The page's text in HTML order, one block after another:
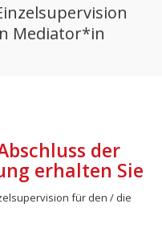
Mediator*in
der
erhalten Sie
für den / die